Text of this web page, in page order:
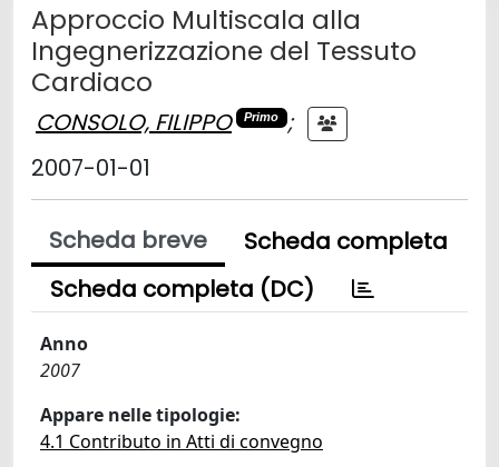
Approccio Multiscala alla
Ingegnerizzazione del Tessuto
Cardiaco
CONSOLO, FILIPPO Primo
;
2007-01-01
Scheda breve
Scheda completa
Scheda completa (DC)
Anno
2007
Appare nelle tipologie:
4.1 Contributo in Atti di convegno